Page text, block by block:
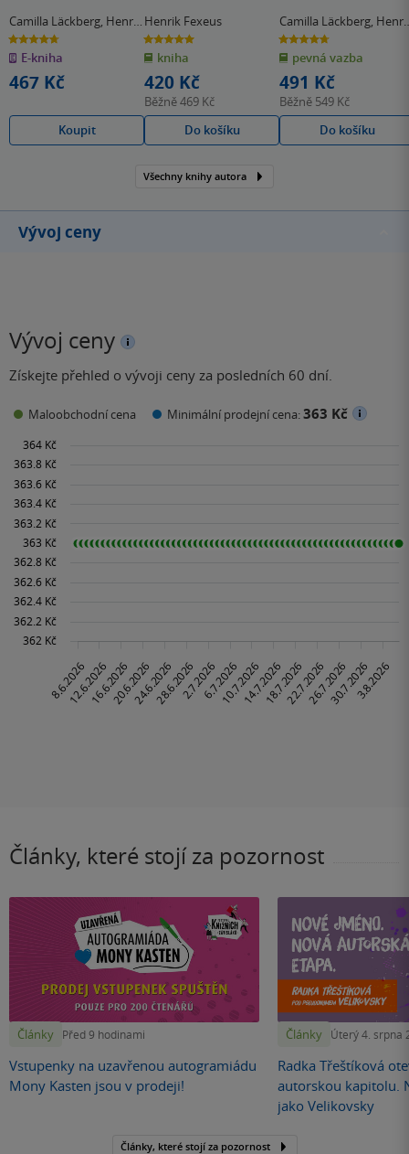
Camilla Läckberg, Henrik
Fexeus
4.7
z
5
hvězdiček
E-kniha
467 Kč
Koupit
Henrik Fexeus
5.0
z
5
hvězdiček
kniha
420 Kč
Běžně469 Kč
Do košíku
Camilla Läckberg,
Fexeus
4.7
z
5
hvězdiček
pevná vazba
491 Kč
Běžně 549 Kč
Do košíku
Všechny knihy autora
Vývoj ceny
Vývoj ceny
Získejte přehled o vývoji ceny za posledních 60 dní.
Maloobchodní cena Minimální prodejní cena:363 Kč
Články, které stojí za pozornost
Články Před 9 hodinami
Vstupenky na uzavřenou autogramiádu
Mony Kasten jsou v prodeji!
Články Úterý 4. srpna
Radka Třeštíková
autorskou kapitolu.
jako Velikovsky
Články, které stojí za pozornost